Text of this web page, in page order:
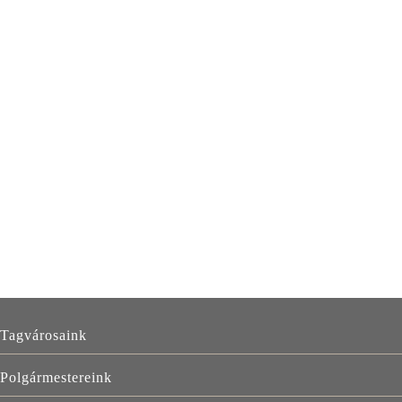
NAVIGÁCIÓ
Tagvárosaink
Polgármestereink